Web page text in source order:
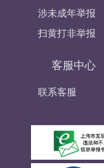
涉未成年举报
扫黄打非举报
客服中心
联系客服